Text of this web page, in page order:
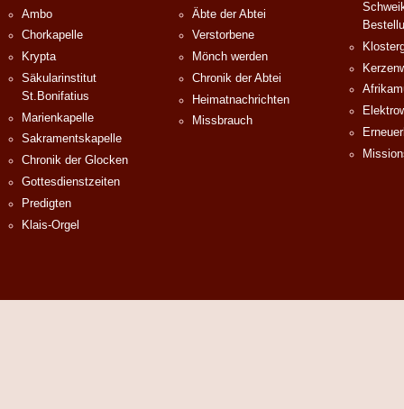
Ambo
Chorkapelle
Krypta
Säkularinstitut
St.Bonifatius
Marienkapelle
Sakramentskapelle
Chronik der Glocken
Gottesdienstzeiten
Predigten
Klais-Orgel
Äbte der Abtei
Verstorbene
Mönch werden
Chronik der Abtei
Heimatnachrichten
Missbrauch